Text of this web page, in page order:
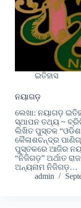
ଇତିହାସ
ନୟାଗଡ଼
ଲେଖା: ନୟାଗଡ଼
ସ୍ଥାପନ ତଥ୍ୟ ~
ଲିଖିତ ପୁସ୍ତକ “ଓଡିଶା
କୈଳାଶଚନ୍ଦ୍ର
ପୁସ୍ତକରେ ଆଜିର
“ନିଜିଗଡ଼” ଅର୍ଥାତ
ଅନ୍ୟନାମ ନିଜିଗଡ଼…
admin